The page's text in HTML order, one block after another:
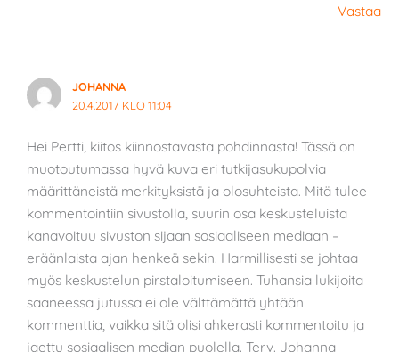
Vastaa
JOHANNA
20.4.2017 KLO 11:04
Hei Pertti, kiitos kiinnostavasta pohdinnasta! Tässä on
muotoutumassa hyvä kuva eri tutkijasukupolvia
määrittäneistä merkityksistä ja olosuhteista. Mitä tulee
kommentointiin sivustolla, suurin osa keskusteluista
kanavoituu sivuston sijaan sosiaaliseen mediaan –
eräänlaista ajan henkeä sekin. Harmillisesti se johtaa
myös keskustelun pirstaloitumiseen. Tuhansia lukijoita
saaneessa jutussa ei ole välttämättä yhtään
kommenttia, vaikka sitä olisi ahkerasti kommentoitu ja
jaettu sosiaalisen median puolella. Terv. Johanna